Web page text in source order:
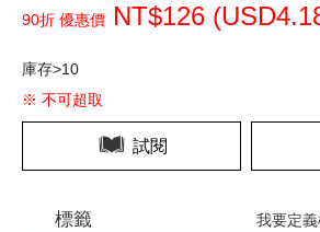
90折 優惠價 NT$126 (USD
庫存>10
※ 不可超取
試閱
標籤 我要定